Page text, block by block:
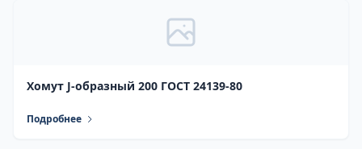
Хомут J-образный 200 ГОСТ 24139-80
Подробнее